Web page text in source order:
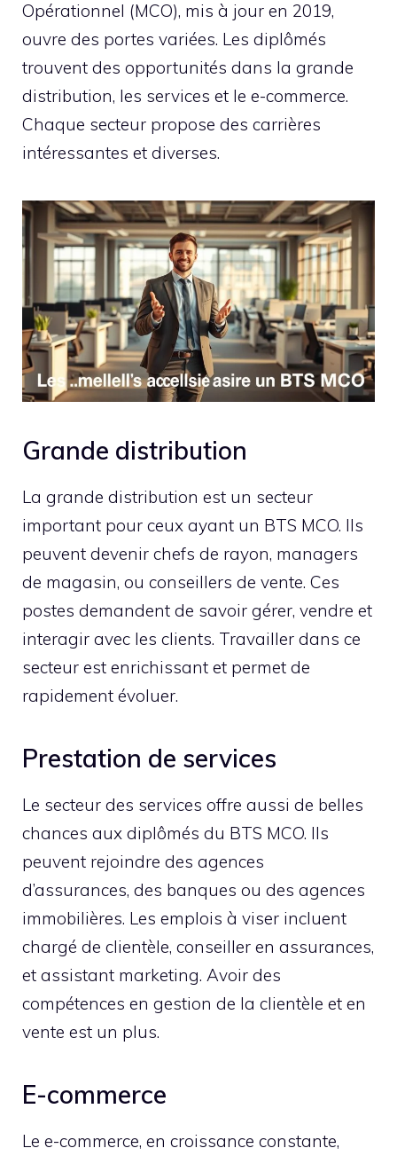
Opérationnel (MCO), mis à jour en 2019,
ouvre des portes variées. Les diplômés
trouvent des opportunités dans la grande
distribution, les services et le e-commerce.
Chaque secteur propose des carrières
intéressantes et diverses.
Grande distribution
La grande distribution est un secteur
important pour ceux ayant un BTS MCO. Ils
peuvent devenir chefs de rayon, managers
de magasin, ou conseillers de vente. Ces
postes demandent de savoir gérer, vendre et
interagir avec les clients. Travailler dans ce
secteur est enrichissant et permet de
rapidement évoluer.
Prestation de services
Le secteur des services offre aussi de belles
chances aux diplômés du BTS MCO. Ils
peuvent rejoindre des agences
d’assurances, des banques ou des agences
immobilières. Les emplois à viser incluent
chargé de clientèle, conseiller en assurances,
et assistant marketing. Avoir des
compétences en gestion de la clientèle et en
vente est un plus.
E-commerce
Le e-commerce, en croissance constante,